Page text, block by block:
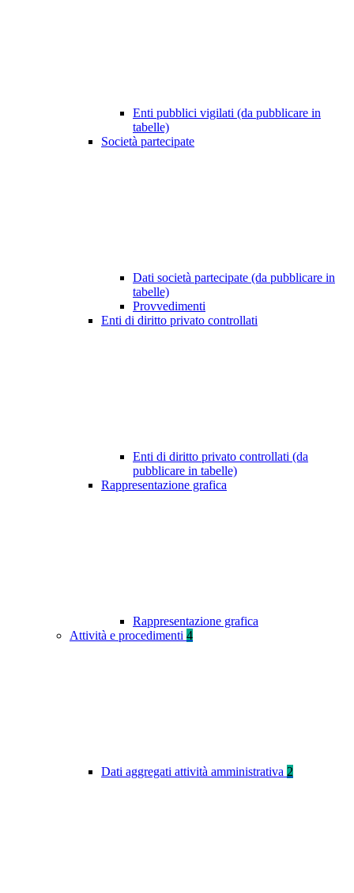
Enti pubblici vigilati (da pubblicare in
tabelle)
Società partecipate
Dati società partecipate (da pubblicare in
tabelle)
Provvedimenti
Enti di diritto privato controllati
Enti di diritto privato controllati (da
pubblicare in tabelle)
Rappresentazione grafica
Rappresentazione grafica
Attività e procedimenti 4
Dati aggregati attività amministrativa 2